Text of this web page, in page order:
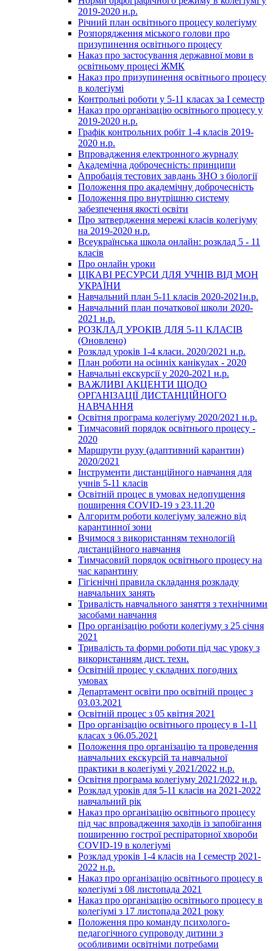
2019-2020 н.р.
Річний план освітнього процесу колегіуму
Розпорядження міського голови про
призупинення освітнього процесу
Наказ про застосування державної мови в
освітньому процесі ЖМК
Наказ про призупинення освітнього процесу
в колегіумі
Контрольні роботи у 5-11 класах за І семестр
Наказ про організацію освітнього процесу у
2019-2020 н.р.
Графік контрольних робіт 1-4 класів 2019-
2020 н.р.
Впровадження електронного журналу
Академічна доброчесність: принципи
Апробація тестових завдань ЗНО з біології
Положення про академічну доброчесність
Положення про внутрішню систему
забезпечення якості освіти
Про затвердження мережі класів колегіуму
на 2019-2020 н.р.
Всеукраїнська школа онлайн: розклад 5 - 11
класів
Про онлайн уроки
ЦІКАВІ РЕСУРСИ ДЛЯ УЧНІВ ВІД МОН
УКРАЇНИ
Навчальний план 5-11 класів 2020-2021н.р.
Навчальний план початкової школи 2020-
2021 н.р.
РОЗКЛАД УРОКІВ ДЛЯ 5-11 КЛАСІВ
(Оновлено)
Розклад уроків 1-4 класи. 2020/2021 н.р.
План роботи на осінніх канікулах - 2020
Навчальні екскурсії у 2020-2021 н.р.
ВАЖЛИВІ АКЦЕНТИ ЩОДО
ОРГАНІЗАЦІЇ ДИСТАНЦІЙНОГО
НАВЧАННЯ
Освітня програма колегіуму 2020/2021 н.р.
Тимчасовий порядок освітнього процесу -
2020
Маршрути руху (адаптивний карантин)
2020/2021
Інструменти дистанційного навчання для
учнів 5-11 класів
Освітній процес в умовах недопущення
поширення COVID-19 з 23.11.20
Алгоритм роботи колегіуму залежно від
карантинної зони
Вчимося з використанням технологій
дистанційного навчання
Тимчасовий порядок освітнього процесу на
час карантину
Гігієнічні правила складання розкладу
навчальних занять
Тривалість навчального заняття з технічними
засобами навчання
Про організацію роботи колегіуму з 25 січня
2021
Тривалість та форми роботи під час уроку з
використанням дист. техн.
Освітній процес у складних погодних
умовах
Департамент освіти про освітній процес з
03.03.2021
Освітній процес з 05 квітня 2021
Про організацію освітнього процесу в 1-11
класах з 06.05.2021
Положення про організацію та проведення
навчальних екскурсій та навчальної
практики в колегіумі у 2021/2022 н.р.
Освітня програма колегіуму 2021/2022 н.р.
Розклад уроків для 5-11 класів на 2021-2022
навчальний рік
Наказ про організацію освітнього процесу
під час впровадження заходів із запобігання
поширенню гострої респіраторної хвороби
COVID-19 в колегіумі
Розклад уроків 1-4 класів на І семестр 2021-
2022 н.р.
Наказ про організацію освітнього процесу в
колегіумі з 08 листопада 2021
Наказ про організацію освітнього процесу в
колегіумі з 17 листопада 2021 року
Положення про команду психолого-
педагогічного супроводу дитини з
особливими освітніми потребами